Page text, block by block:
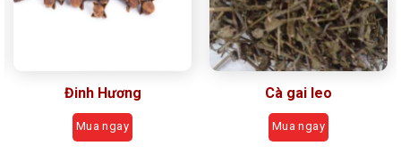
Đinh Hương
Mua ngay
Cà gai leo
Mua ngay